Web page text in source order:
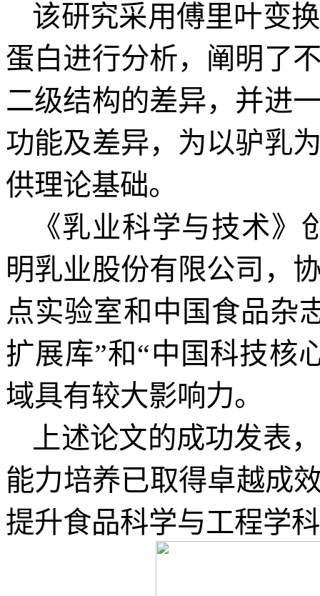
该研究采用傅里叶变
蛋白进行分析，阐明了
二级结构的差异，并进
功能及差异，为以驴乳
供理论基础。
《乳业科学与技术》
明乳业股份有限公司，
点实验室和中国食品杂
扩展库”和“中国科技核
域具有较大影响力。
上述论文的成功发表
能力培养已取得卓越成
提升食品科学与工程学